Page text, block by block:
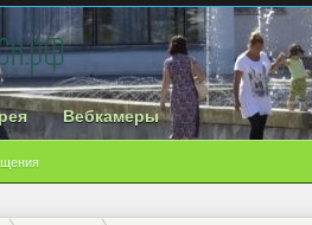
Вебкамеры